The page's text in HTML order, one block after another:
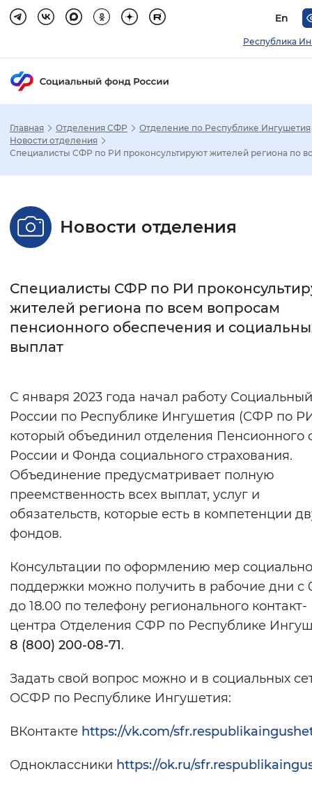
En
Республика
Настройка режима отображения
Стандартный Увеличенный
Цвет сайта
Монохромный Инверсивный
Синий фон
Изображения
Включены Выключены
Звуковой ассистент
Воспроизвести Остановить
Вернуть стандартные настройки
Главная Отделения СФР
Отделение по Республике Ингушетия
Новости отделения
Специалисты СФР по РИ проконсультируют жителей региона по
Новости отделения
Специалисты СФР по РИ
жителей региона по всем вопросам
пенсионного обеспечения и
выплат
С января 2023 года начал работу
России по Республике Ингушетия (СФР по
который объединил отделения Пенсионного
России и Фонда социального страхования.
Объединение предусматривает полную
преемственность всех выплат, услуг и
обязательств, которые есть в компетенции
фондов.
Консультации по оформлению мер
поддержки можно получить в рабочие дни с
до 18.00 по телефону регионального контакт-
центра Отделения СФР по Республике
8 (800) 200-08-71.
Задать свой вопрос можно и в социальных
ОСФР по Республике Ингушетия:
ВКонтакте https://vk.com/
Одноклассники https://ok.ru/